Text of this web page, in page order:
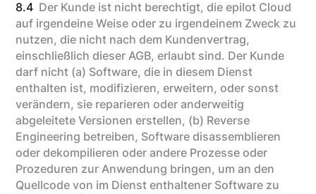
8.4 Der Kunde ist nicht berechtigt, die epilot Cloud
auf irgendeine Weise oder zu irgendeinem Zweck zu
nutzen, die nicht nach dem Kundenvertrag,
einschließlich dieser AGB, erlaubt sind. Der Kunde
darf nicht (a) Software, die in diesem Dienst
enthalten ist, modifizieren, erweitern, oder sonst
verändern, sie reparieren oder anderweitig
abgeleitete Versionen erstellen, (b) Reverse
Engineering betreiben, Software disassemblieren
oder dekompilieren oder andere Prozesse oder
Prozeduren zur Anwendung bringen, um an den
Quellcode von im Dienst enthaltener Software zu